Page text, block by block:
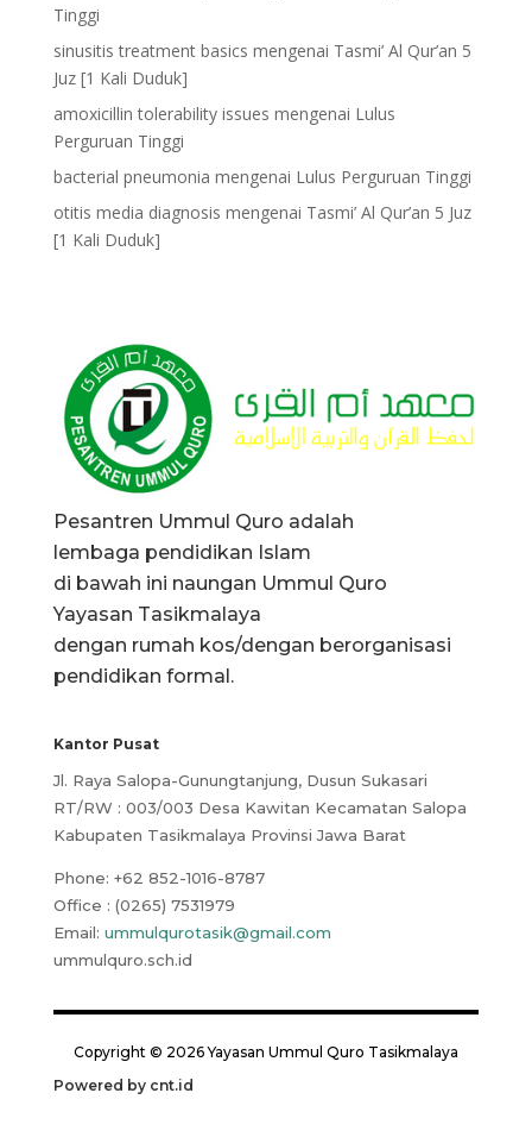
Tinggi
sinusitis treatment basics mengenai Tasmi’ Al Qur’an 5
Juz [1 Kali Duduk]
amoxicillin tolerability issues mengenai Lulus
Perguruan Tinggi
bacterial pneumonia mengenai Lulus Perguruan Tinggi
otitis media diagnosis mengenai Tasmi’ Al Qur’an 5 Juz
[1 Kali Duduk]
Pesantren Ummul Quro adalah
lembaga pendidikan Islam
di bawah ini naungan Ummul Quro
Yayasan Tasikmalaya
dengan rumah kos/dengan berorganisasi
pendidikan formal.
Kantor Pusat
Jl. Raya Salopa-Gunungtanjung, Dusun Sukasari
RT/RW : 003/003 Desa Kawitan Kecamatan Salopa
Kabupaten Tasikmalaya Provinsi Jawa Barat
Phone: +62 852-1016-8787
Office : (0265) 7531979
Email: ummulqurotasik@gmail.com
ummulquro.sch.id
Copyright © 2026 Yayasan Ummul Quro Tasikmalaya
Powered by cnt.id